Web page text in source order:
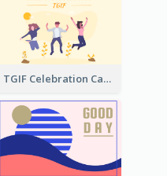
TGIF Celebration Card